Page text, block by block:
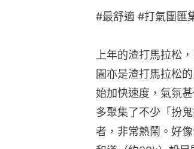
#最舒適 #打氣團匯
上年的渣打馬拉松
園亦是渣打馬拉松
始加快速度，氣氛
多聚集了不少「扮
者，非常熱鬧。好